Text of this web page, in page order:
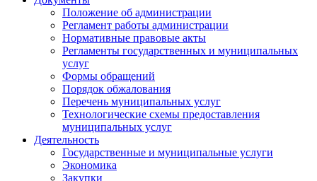
Положение об администрации
Регламент работы администрации
Нормативные правовые акты
Регламенты государственных и муниципальных
услуг
Формы обращений
Порядок обжалования
Перечень муниципальных услуг
Технологические схемы предоставления
муниципальных услуг
Деятельность
Государственные и муниципальные услуги
Экономика
Закупки